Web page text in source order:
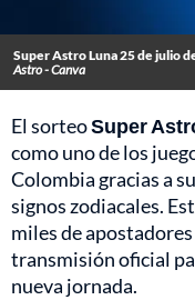
Super Astro Luna 25 de julio
Astro - Canva
El sorteoSuper
como uno de los
Colombia gracias a
signos zodiacales.
miles de
transmisión oficial
nueva jornada.